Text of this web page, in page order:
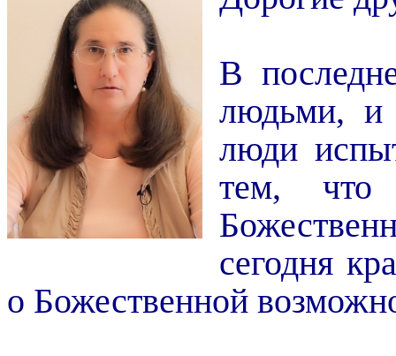
В
людьми, и
люди
тем, что
сегодня
о Божественной